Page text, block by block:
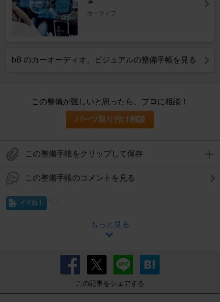
カーライフ
bB のカーオーディオ、ビジュアルの整備手帳を見る
この整備が難しいと思ったら、プロに相談！
パーツ取り付け相談
この整備手帳をクリップして保存
この整備手帳のコメントを見る
イイね！
もっと見る
この記事をシェアする